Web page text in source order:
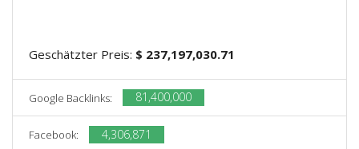
Geschätzter Preis: $ 237,197,030.71
Google Backlinks: 81,400,000
Facebook: 4,306,871